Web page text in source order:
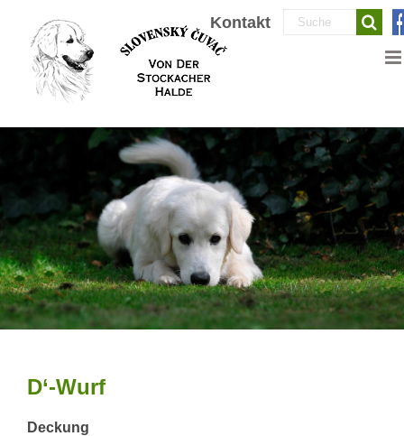
springen
Kontakt
Suche
D‘-Wurf
Deckung